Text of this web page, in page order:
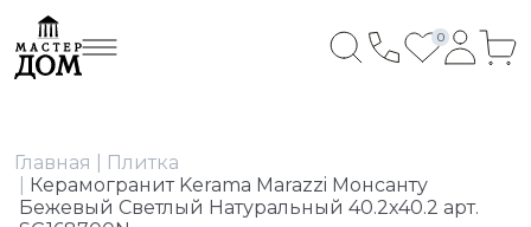
0
Главная
Плитка
Керамогранит Kerama Marazzi Монсанту
Бежевый Светлый Натуральный 40.2x40.2 арт.